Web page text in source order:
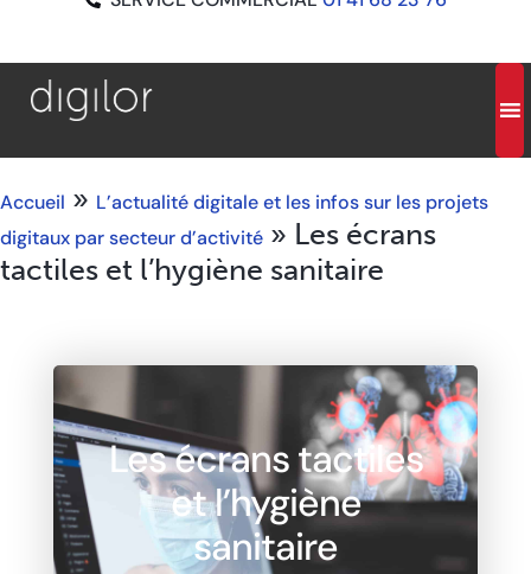
Accueil » L’actualité digitale et les infos sur les projets
digitaux par secteur d’activité » Les écrans
tactiles et l’hygiène sanitaire
Les écrans tactiles
et l’hygiène
sanitaire